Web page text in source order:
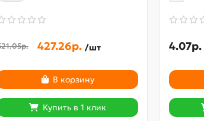
427.26р. /шт
В корзину
Купить в 1 клик
4.07р.